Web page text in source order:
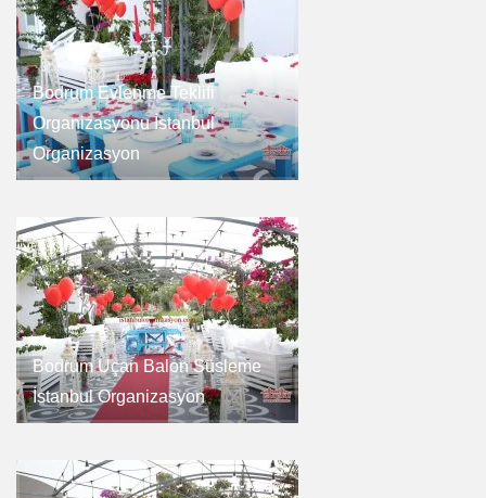
Bodrum Evlenme Teklifi
Organizasyonu İstanbul
Organizasyon
Bodrum Uçan Balon Süsleme
İstanbul Organizasyon